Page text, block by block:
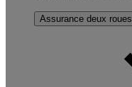
Assurance deux roues